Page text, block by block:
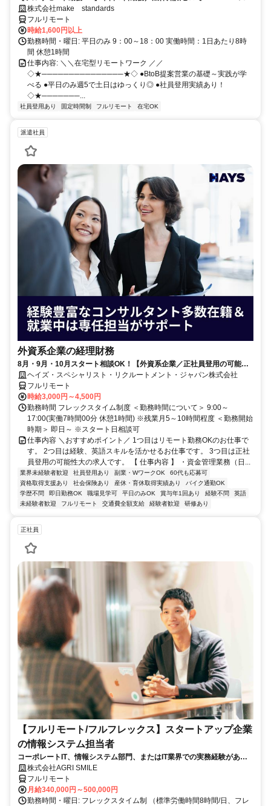
ルが身につく営業職
株式会社make standards
フルリモート
時給1,600円以上
勤務時間・曜日: 平日のみ 9：00～18：00 実働時間：1日あたり8時
間 休憩1時間
仕事内容: ＼＼在宅型リモートワーク ／／
◇★───────────────★◇ ●BtoB提案営業の基礎～実践が学
べる ●平日のみ週5で土日はゆっくり◎ ●社員登用実績あり！
◇★───────...
社員登用あり 固定時間制 フルリモート 在宅OK
派遣社員
外資系企業の経理財務
8月・9月・10月スタート相談OK！【外資系企業／正社員登用の可能性
大／700万～800万／リモート勤務OK】経理財務
ヘイズ・スペシャリスト・リクルートメント・ジャパン株式会社
フルリモート
時給3,000円～4,500円
勤務時間 フレックスタイム制度 ＜勤務時間について＞ 9:00～
17:00(実働7時間00分 休憩1時間) ※残業月5～10時間程度 ＜勤務開始
時期＞ 即日～ ※スタート日相談可
仕事内容 ＼おすすめポイント／ 1つ目はリモート勤務OKのお仕事で
す。 2つ目は経験、英語スキルを活かせるお仕事です。 3つ目は正社
員登用の可能性大の求人です。 【 仕事内容 】 ・資金管理業務（日...
業界未経験者歓迎 社員登用あり 副業・WワークOK
60代も応募可
資格取得支援あり
社会保険あり 産休・育休取得実績あり
バイク通勤OK
学歴不問
即日勤務OK 職場見学可 平日のみOK 賞与年1回あり 経験不問
英語
未経験者歓迎
フルリモート 交通費全額支給 経験者歓迎 研修あり
正社員
【フルリモート/フルフレックス】スタートアップ企業
の情報システム担当者
コーポレートIT、情報システム部門、またはIT業界での実務経験がある
方、大歓迎！
株式会社AGRI SMILE
フルリモート
月給340,000円～500,000円
勤務時間・曜日: フレックスタイム制 （標準労働時間8時間/日、フレ